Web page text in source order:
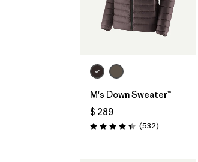
M's Down Sweater™
$ 289
Valoración: 4.4 / 5
(532Comentarios
)